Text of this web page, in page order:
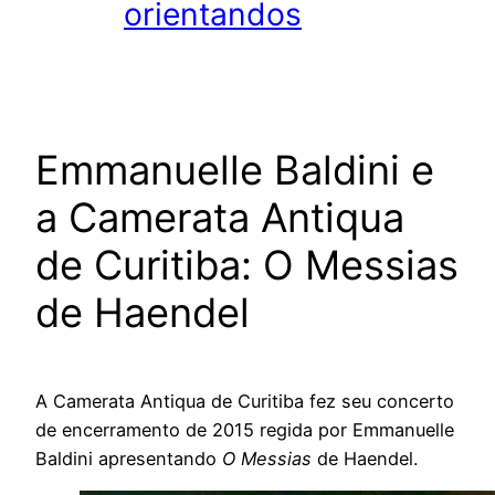
orientandos
Emmanuelle Baldini e
a Camerata Antiqua
de Curitiba: O Messias
de Haendel
A Camerata Antiqua de Curitiba fez seu concerto
de encerramento de 2015 regida por Emmanuelle
Baldini apresentando O Messias de Haendel.